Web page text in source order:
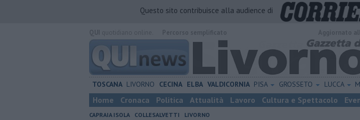
Questo sito contribuisce alla audience di
TOSCANA LIVORNO CECINA ELBA VALDICORNIA PISA GROSSETO LUCCA
Home Cronaca Politica Attualità Lavoro Cultura e Spettacolo
CAPRAIA ISOLA COLLESALVETTI LIVORNO